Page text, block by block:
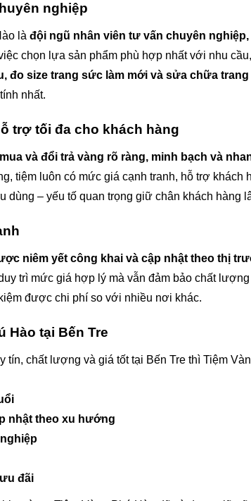
nghiệp
là đội ngũ nhân viên tư vấn chuyên
chọn lựa sản phẩm phù hợp nhất với nhu
đo size trang sức làm mới và sửa chữa
nhất.
trợ tối đa cho khách hàng
và đổi trả vàng rõ ràng, minh bạch và
tiệm luôn có mức giá cạnh tranh, hỗ trợ
dùng – yếu tố quan trọng giữ chân khách hàng
niêm yết công khai và cập nhật theo thị
trì mức giá hợp lý mà vẫn đảm bảo chất
được chi phí so với nhiều nơi khác.
Hào tại Bến Tre
tín, chất lượng và giá tốt tại Bến Tre thì Tiệm
nhật theo xu hướng
đãi